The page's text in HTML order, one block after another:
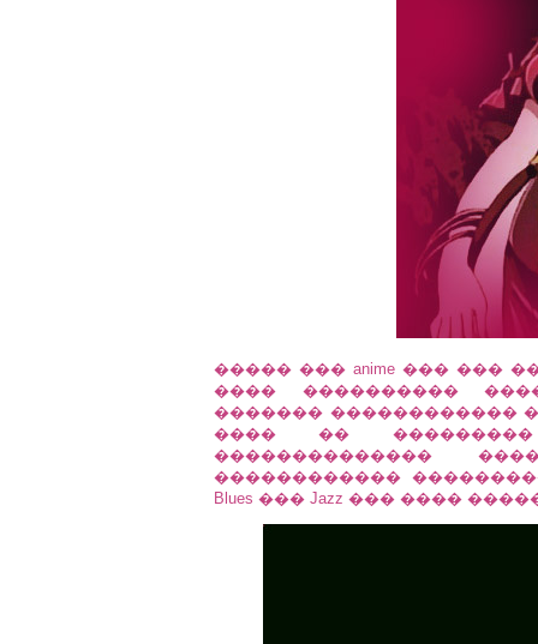
����� ��� anime ��� ���
���� ����������
������� ������������
���� ��
��������������
������������
Blues ��� Jazz ��� ����